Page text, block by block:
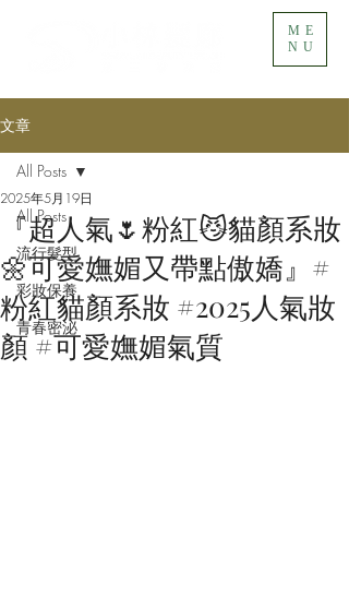
ME
NU
文章
All Posts
流行髮型
彩妝保養
青春密泌
All Posts
『超人氣🌷粉紅😼貓顏系妝
🌼可愛嫵媚又帶點傲嬌』​#
粉紅貓顏系妝 #2025人氣妝
顏 #可愛嫵媚氣質
2025年5月19日